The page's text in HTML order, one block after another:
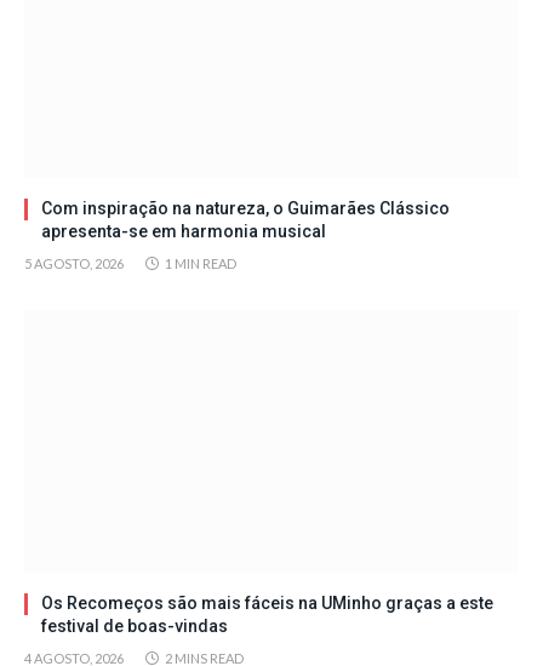
Com inspiração na natureza, o Guimarães Clássico
apresenta-se em harmonia musical
5 AGOSTO, 2026 1 MIN READ
Os Recomeços são mais fáceis na UMinho graças a este
festival de boas-vindas
4 AGOSTO, 2026 2 MINS READ